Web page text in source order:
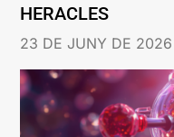
HERACLES
23 DE JUNY DE 2026